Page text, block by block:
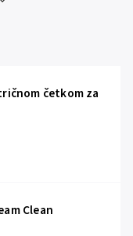
četkom za
Clean